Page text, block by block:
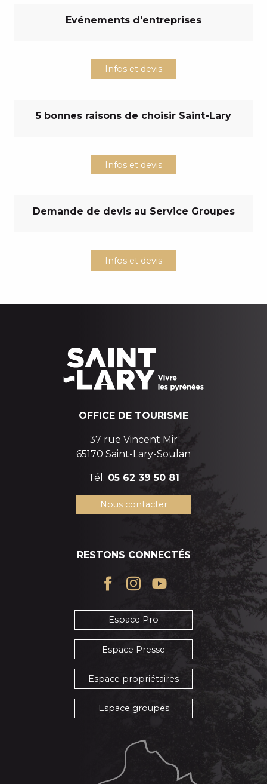
Evénements d'entreprises
Infos et devis
5 bonnes raisons de choisir Saint-Lary
Infos et devis
Demande de devis au Service Groupes
Infos et devis
OFFICE DE TOURISME
37 rue Vincent Mir
65170 Saint-Lary-Soulan
Tél. 05 62 39 50 81
Nous contacter
RESTONS CONNECTÉS
Espace Pro
Espace Presse
Espace propriétaires
Espace groupes